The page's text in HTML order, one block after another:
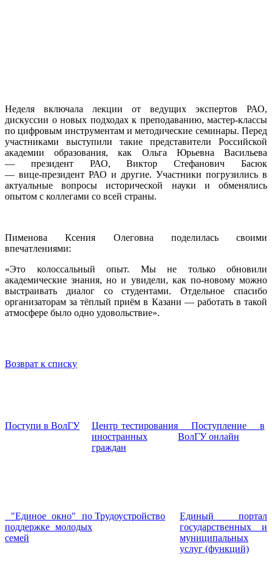
Неделя включала лекции от ведущих экспертов РАО,
дискуссии о новых подходах к преподаванию, мастер‑классы
по цифровым инструментам и методические семинары. Перед
участниками выступили такие представители Российской
академии образования, как Ольга Юрьевна Васильева
— президент РАО, Виктор Стефанович Басюк
— вице‑президент РАО и другие. Участники погрузились в
актуальные вопросы исторической науки и обменялись
опытом с коллегами со всей страны.
Пименова Ксения Олеговна поделилась своими
впечатлениями:
«Это колоссальный опыт. Мы не только обновили
академические знания, но и увидели, как по‑новому можно
выстраивать диалог со студентами. Отдельное спасибо
организаторам за тёплый приём в Казани — работать в такой
атмосфере было одно удовольствие».
Возврат к списку
Поступи в ВолГУ
Центр тестирования
иностранных
граждан
Поступление в
ВолГУ онлайн
"Единое окно" по
поддержке молодых
семей
Трудоустройство
Единый портал
государственных и
муниципальных
услуг (функций)